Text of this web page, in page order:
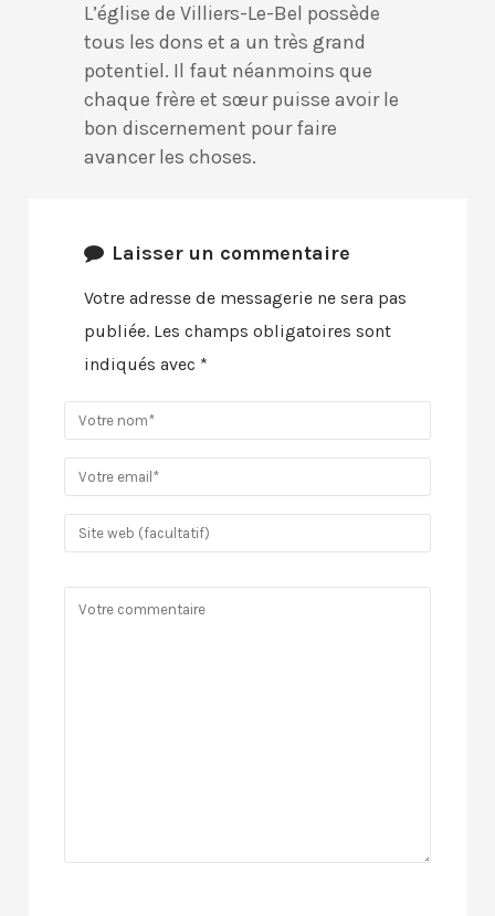
L’église de Villiers-Le-Bel possède
tous les dons et a un très grand
potentiel. Il faut néanmoins que
chaque frère et sœur puisse avoir le
bon discernement pour faire
avancer les choses.
Laisser un commentaire
Votre adresse de messagerie ne sera pas
publiée. Les champs obligatoires sont
indiqués avec *